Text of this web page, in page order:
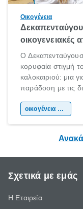
Οικογένεια
οικογενειακές
Ο
κορυφαία στιγμή
καλοκαιριού: μια
παράδοση με τις
χώρας. Είτεοικογένεια & παιδί
Σχετικά με εμάς
Η Εταιρεία